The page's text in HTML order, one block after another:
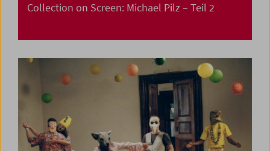
Collection on Screen: Michael Pilz – Teil 2